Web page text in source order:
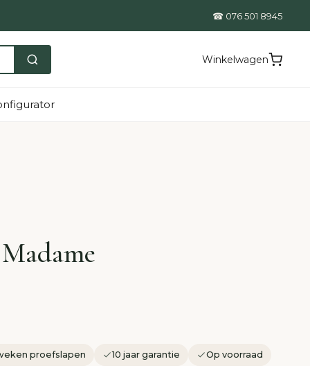
☎ 076 501 8945
Winkelwagen
proefslapen 10 jaar garantie Op voorraad